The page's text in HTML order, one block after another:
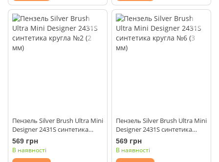
Пензель Silver Brush Ultra Mini
Designer 2431S синтетика
кругла №2 (2 мм)
569 грн
В наявності
Пензель Silver Brush Ultra Mini
Designer 2431S синтетика
кругла №6 (3 мм)
569 грн
В наявності